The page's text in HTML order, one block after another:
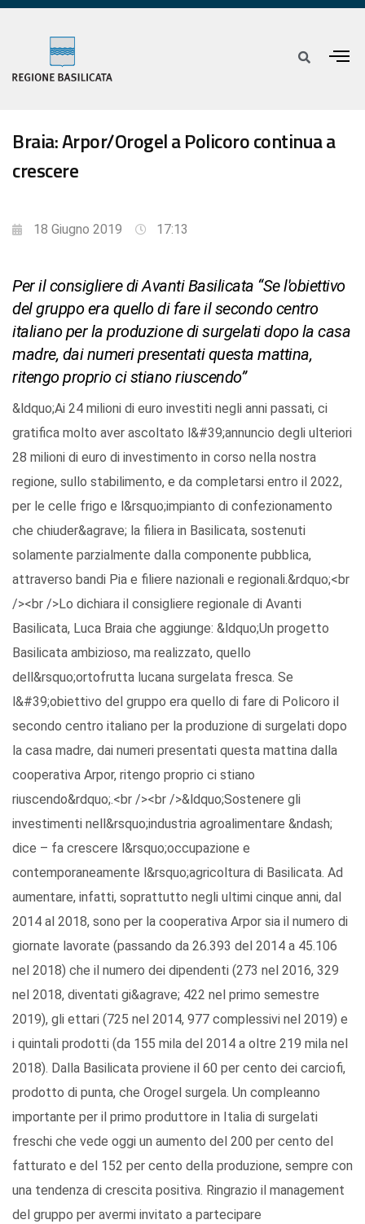
Braia: Arpor/Orogel a Policoro continua a
crescere
18 Giugno 2019 17:13
Per il consigliere di Avanti Basilicata “Se l'obiettivo
del gruppo era quello di fare il secondo centro
italiano per la produzione di surgelati dopo la casa
madre, dai numeri presentati questa mattina,
ritengo proprio ci stiano riuscendo”
&ldquo;Ai 24 milioni di euro investiti negli anni passati, ci
gratifica molto aver ascoltato l&#39;annuncio degli ulteriori
28 milioni di euro di investimento in corso nella nostra
regione, sullo stabilimento, e da completarsi entro il 2022,
per le celle frigo e l&rsquo;impianto di confezionamento
che chiuder&agrave; la filiera in Basilicata, sostenuti
solamente parzialmente dalla componente pubblica,
attraverso bandi Pia e filiere nazionali e regionali.&rdquo;<br
/><br />Lo dichiara il consigliere regionale di Avanti
Basilicata, Luca Braia che aggiunge: &ldquo;Un progetto
Basilicata ambizioso, ma realizzato, quello
dell&rsquo;ortofrutta lucana surgelata fresca. Se
l&#39;obiettivo del gruppo era quello di fare di Policoro il
secondo centro italiano per la produzione di surgelati dopo
la casa madre, dai numeri presentati questa mattina dalla
cooperativa Arpor, ritengo proprio ci stiano
riuscendo&rdquo;.<br /><br />&ldquo;Sostenere gli
investimenti nell&rsquo;industria agroalimentare &ndash;
dice – fa crescere l&rsquo;occupazione e
contemporaneamente l&rsquo;agricoltura di Basilicata. Ad
aumentare, infatti, soprattutto negli ultimi cinque anni, dal
2014 al 2018, sono per la cooperativa Arpor sia il numero di
giornate lavorate (passando da 26.393 del 2014 a 45.106
nel 2018) che il numero dei dipendenti (273 nel 2016, 329
nel 2018, diventati gi&agrave; 422 nel primo semestre
2019), gli ettari (725 nel 2014, 977 complessivi nel 2019) e
i quintali prodotti (da 155 mila del 2014 a oltre 219 mila nel
2018). Dalla Basilicata proviene il 60 per cento dei carciofi,
prodotto di punta, che Orogel surgela. Un compleanno
importante per il primo produttore in Italia di surgelati
freschi che vede oggi un aumento del 200 per cento del
fatturato e del 152 per cento della produzione, sempre con
una tendenza di crescita positiva. Ringrazio il management
del gruppo per avermi invitato a partecipare